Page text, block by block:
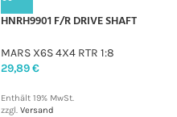
HNRH9901 F/R DRIVE SHAFT
MARS X6S 4X4 RTR 1:8
29,89€
Enthält 19% MwSt.
zzgl. Versand